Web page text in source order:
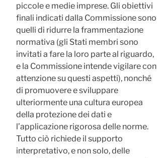
piccole e medie imprese. Gli obiettivi
finali indicati dalla Commissione sono
quelli di ridurre la frammentazione
normativa (gli Stati membri sono
invitati a fare la loro parte al riguardo,
e la Commissione intende vigilare con
attenzione su questi aspetti), nonché
di promuovere e sviluppare
ulteriormente una cultura europea
della protezione dei dati e
l’applicazione rigorosa delle norme.
Tutto ciò richiede il supporto
interpretativo, e non solo, delle